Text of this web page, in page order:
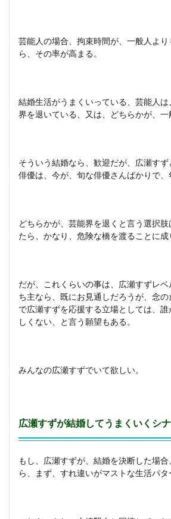
芸能人の場合、拘束時間が、一般人よ
ら、その率が高まる。
結婚生活がうまくいっている、芸能人
界を退いている、又は、どちらかが、一
そういう結婚なら、歓迎だが、広瀬すず
俳優は、今が、旬な俳優さんばかりで、
どちらかが、芸能界を退くと言う選択
たら、かなり、危険な橋を渡ることに成
だが、これくらいの事は、広瀬すずレ
ち主なら、既にお見通しだろうが、念
で広瀬すずを応援する立場としては、
しくない、と言う願望もある。
みんなの広瀬すずでいて欲しい。
広瀬すずが結婚してうまくいくシ
もし、広瀬すずが、結婚を決断した場
ら、まず、すれ違いがマストな生活パタ